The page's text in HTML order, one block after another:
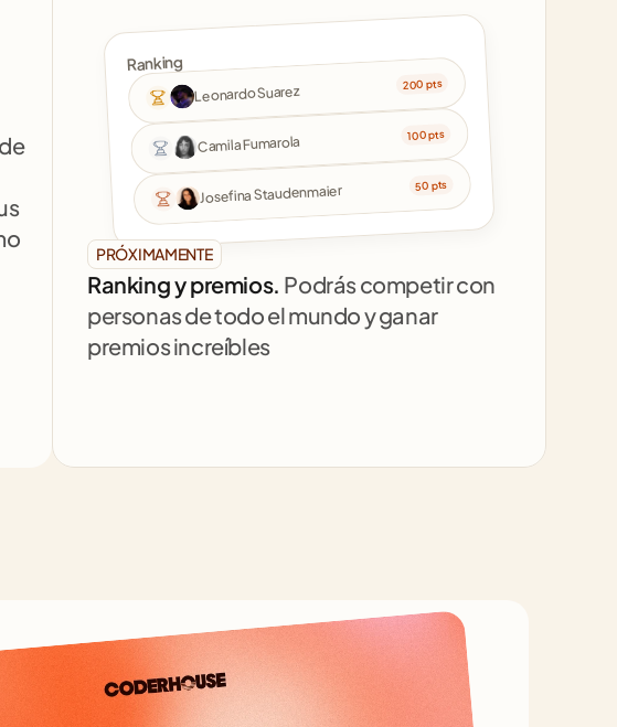
Ranking
Leonardo Suarez 200 pts
Camila Fumarola 100 pts
Josefina Staudenmaier 50 pts
PRÓXIMAMENTE
Ranking y premios. Podrás competir con
personas de todo el mundo y ganar
premios increíbles